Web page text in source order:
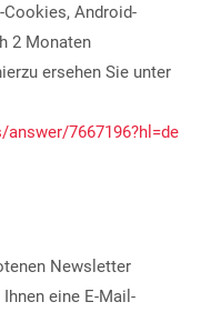
Cookies, Android-
2 Monaten
ersehen Sie unter
7667196?hl=de
Newsletter
eine E-Mail-